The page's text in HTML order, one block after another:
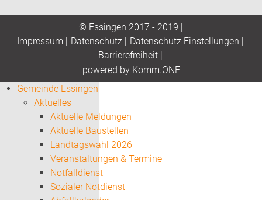
© Essingen 2017 - 2019 |
Impressum | Datenschutz | Datenschutz Einstellungen |
Barrierefreiheit|
powered by Komm.ONE
Gemeinde Essingen
Aktuelles
Aktuelle Meldungen
Aktuelle Baustellen
Landtagswahl 2026
Veranstaltungen & Termine
Notfalldienst
Sozialer Notdienst